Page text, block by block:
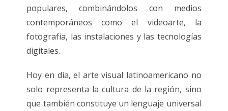
populares, combinándolos con medios
contemporáneos como el videoarte, la
fotografía, las instalaciones y las tecnologías
digitales.
Hoy en día, el arte visual latinoamericano no
solo representa la cultura de la región, sino
que también constituye un lenguaje universal